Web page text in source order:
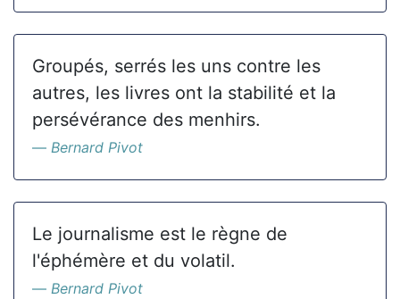
Groupés, serrés les uns contre les
autres, les livres ont la stabilité et la
persévérance des menhirs.
Bernard Pivot
Le journalisme est le règne de
l'éphémère et du volatil.
Bernard Pivot